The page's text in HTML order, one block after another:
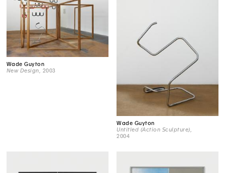
Wade Guyton
New Design , 2003
Wade Guyton
Untitled (Action Sculpture)
2004